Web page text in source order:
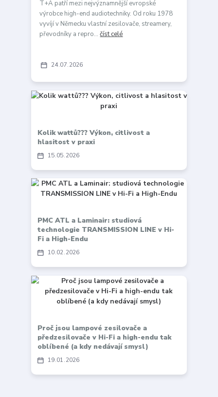
24 07 2026
T+A patří mezi nejvýznamnější evropské
výrobce high-end audiotechniky. Od roku 1978
vyvíjí v Německu vlastní zesilovače, streamery,
převodníky a repro...číst celé
15 05 2026
Kolik wattů??? Výkon, citlivost a
hlasitost v praxi
10 02 2026
PMC ATL a Laminair: studiová
technologie TRANSMISSION LINE v Hi-
Fi a High-Endu
19 01 2026
Proč jsou lampové zesilovače a
předzesilovače v Hi-Fi a high-endu tak
oblíbené (a kdy nedávají smysl)